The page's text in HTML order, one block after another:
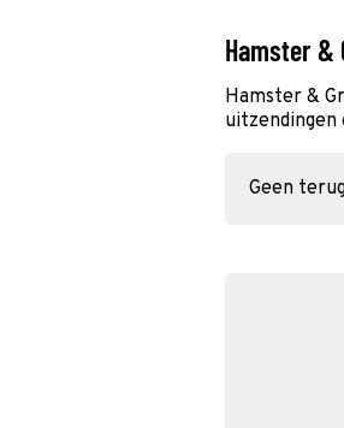
Hamster &
Hamster &
Geen